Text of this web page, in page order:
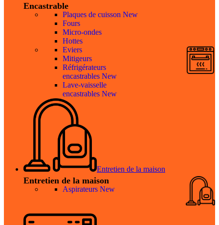
Encastrable
Plaques de cuisson New
Fours
Micro-ondes
Hottes
Eviers
Mitigeurs
Réfrigérateurs
encastrables New
Lave-vaisselle
encastrables New
Entretien de la maison
Entretien de la maison
Aspirateurs New